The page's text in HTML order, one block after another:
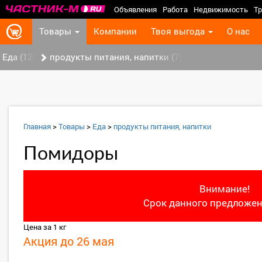
Объявления Работа Недвижимость
Товары Компании Твоя выгода О нас
Еда (12) продукты питания, напитки (7)
Главная>Товары > Еда> продукты питания, напитки
Помидоры
Внимание!
Срок данного
Цена за 1 кг
Акция до 26 мая